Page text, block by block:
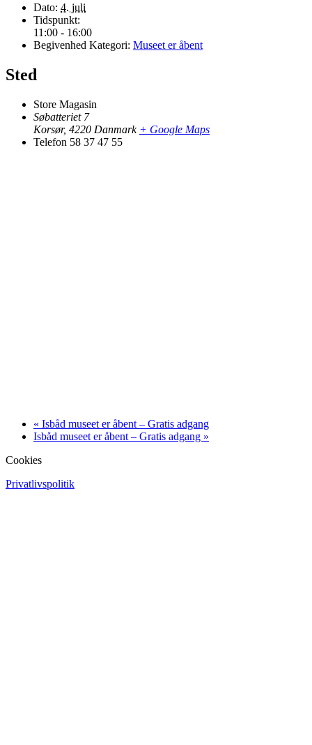
Dato: 4. juli
Tidspunkt:
11:00 - 16:00
Begivenhed Kategori: Museet er åbent
Sted
Store Magasin
Søbatteriet 7
Korsør, 4220 Danmark + Google Maps
Telefon 58 37 47 55
« Isbåd museet er åbent – Gratis adgang
Isbåd museet er åbent – Gratis adgang »
Cookies
Privatlivspolitik